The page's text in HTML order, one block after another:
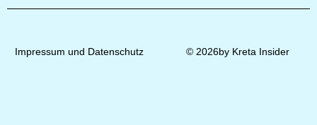
Impressum und Datenschutz © 2026by Kreta Insider